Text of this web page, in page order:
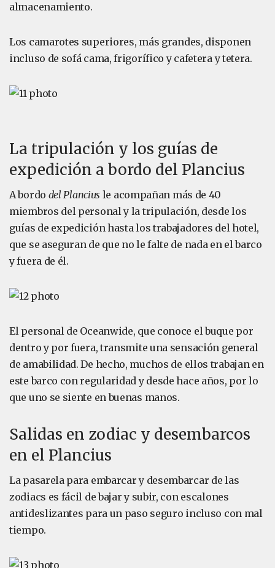
almacenamiento.
Los camarotes superiores, más grandes, disponen
incluso de sofá cama, frigorífico y cafetera y tetera.
La tripulación y los guías de
expedición a bordo del Plancius
A bordo del Plancius le acompañan más de 40
miembros del personal y la tripulación, desde los
guías de expedición hasta los trabajadores del hotel,
que se aseguran de que no le falte de nada en el barco
y fuera de él.
El personal de Oceanwide, que conoce el buque por
dentro y por fuera, transmite una sensación general
de amabilidad. De hecho, muchos de ellos trabajan en
este barco con regularidad y desde hace años, por lo
que uno se siente en buenas manos.
Salidas en zodiac y desembarcos
en el Plancius
La pasarela para embarcar y desembarcar de las
zodiacs es fácil de bajar y subir, con escalones
antideslizantes para un paso seguro incluso con mal
tiempo.